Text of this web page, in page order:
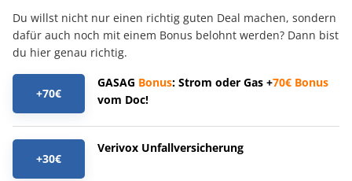
Du willst nicht nur einen richtig guten Deal machen, sondern
dafür auch noch mit einem Bonus belohnt werden? Dann bist
du hier genau richtig.
+70€
GASAG Bonus: Strom oder Gas +70€ Bonus
vom Doc!
+30€
Verivox Unfallversicherung